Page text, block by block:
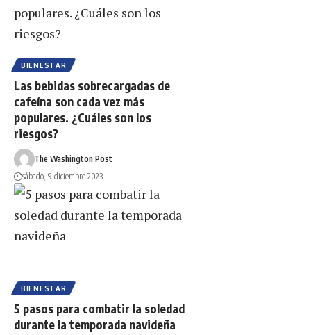
BIENESTAR
Las bebidas sobrecargadas de
cafeína son cada vez más
populares. ¿Cuáles son los
riesgos?
The Washington Post
sábado, 9 diciembre 2023
BIENESTAR
5 pasos para combatir la soledad
durante la temporada navideña